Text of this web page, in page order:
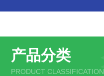
产品分类
PRODUCT CLASSIFICATION